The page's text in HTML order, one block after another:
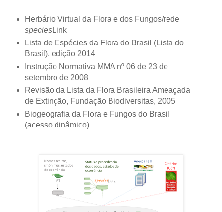
Herbário Virtual da Flora e dos Fungos/rede
speciesLink
Lista de Espécies da Flora do Brasil (Lista do
Brasil), edição 2014
Instrução Normativa MMA nº 06 de 23 de
setembro de 2008
Revisão da Lista da Flora Brasileira Ameaçada
de Extinção, Fundação Biodiversitas, 2005
Biogeografia da Flora e Fungos do Brasil
(acesso dinâmico)